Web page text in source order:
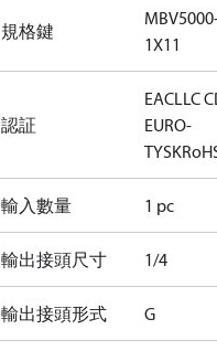
規格鍵
1X11
認証
EACLLC
EURO-
TYSK
輸入數量 1 pc
輸出接頭尺寸 1/4
輸出接頭形式 G